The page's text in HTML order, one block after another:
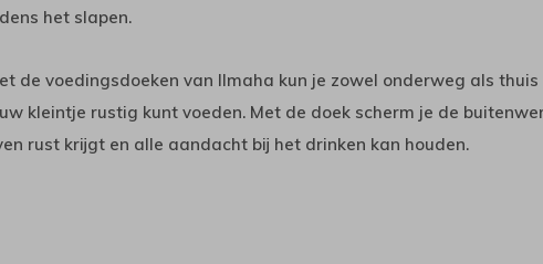
het slapen.
de voedingsdoeken van Ilmaha kun je zowel onderweg als
kleintje rustig kunt voeden. Met de doek scherm je de
rust krijgt en alle aandacht bij het drinken kan houden.